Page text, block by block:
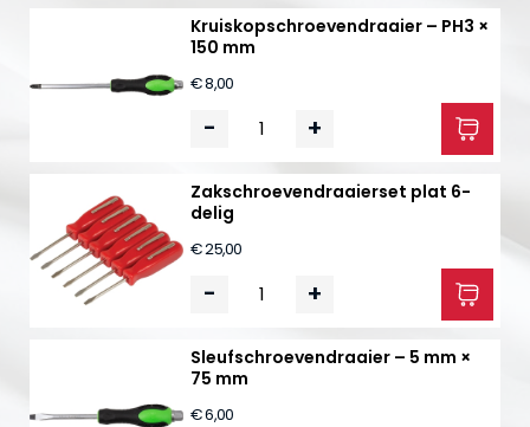
Kruiskopschroevendraaier – PH3 ×
150 mm
€ 8,00
- +
Zakschroevendraaierset plat 6-
delig
€ 25,00
- +
Sleufschroevendraaier – 5 mm ×
75 mm
€ 6,00